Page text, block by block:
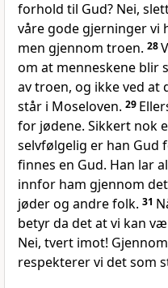
forhold til Gud? Nei,
våre gode gjerninger vi
men gjennom troen. 28
om at menneskene blir
av troen, og ikke ved at
står i Moseloven. 29
for jødene. Sikkert nok
selvfølgelig er han Gud
finnes en Gud. Han lar
innfor ham gjennom
jøder og andre folk. 31
betyr da det at vi kan
Nei, tvert imot!
respekterer vi det som